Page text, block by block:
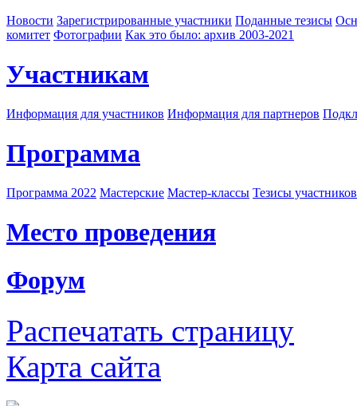
Новости Зарегистрированные участники Поданные тезисы
комитет Фотографии Как это было: архив 2003-2021
Участникам
Информация для участников Информация для партнеров
Программа
Программа 2022 Мастерские Мастер-классы Тезисы
Место проведения
Форум
Распечатать страницу
Карта сайта